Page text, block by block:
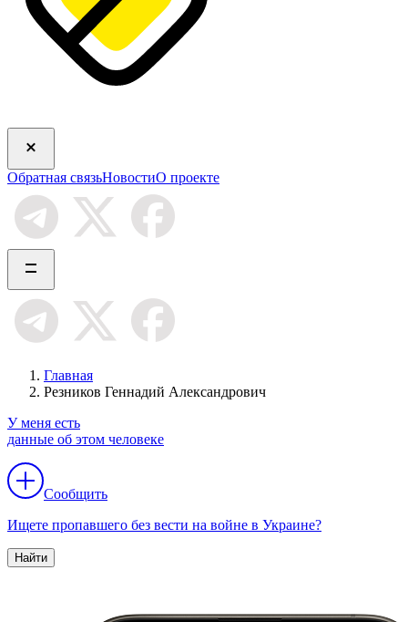
Обратная связьНовостиО проекте
Главная
Резников Геннадий Александрович
У меня есть
данные об этом человеке
Сообщить
Ищете пропавшего без вести на войне в Украине?
Найти